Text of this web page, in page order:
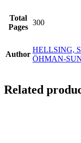
Total
Pages
300
Author
HELLSING,
ÖHMAN-
Related